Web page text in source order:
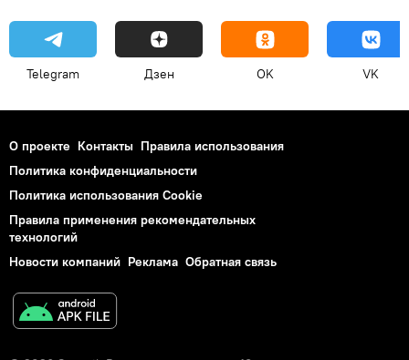
Telegram Дзен OK VK
О проекте Контакты Правила использования
Политика конфиденциальности
Политика использования Cookie
Правила применения рекомендательных
технологий
Новости компаний Реклама Обратная связь